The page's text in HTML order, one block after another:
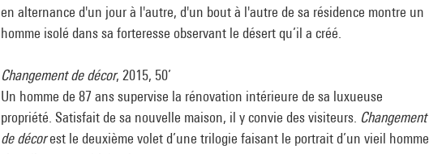
en alternance d'un jour à l'autre, d'un bout à l'autre de sa résidence montre un
homme isolé dans sa forteresse observant le désert qu’il a créé.
Changement de décor, 2015, 50’
Un homme de 87 ans supervise la rénovation intérieure de sa luxueuse
propriété. Satisfait de sa nouvelle maison, il y convie des visiteurs. Changement
de décorest le deuxième volet d’une trilogie faisant le portrait d’un vieil homme